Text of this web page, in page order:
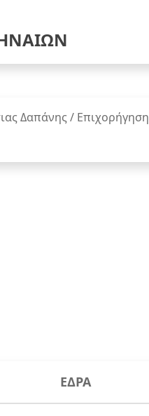
Δαπάνης / Επιχορήγηση
ΕΔΡΑ